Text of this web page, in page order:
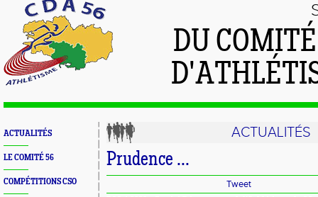
DU
ACTUALITÉS
LE COMITÉ 56
COMPÉTITIONS CSO
ACTUALITÉS
Prudence ...
Tweet